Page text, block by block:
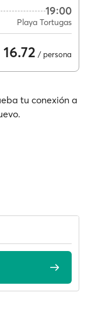
19:00
Playa Tortugas
/ persona
tu conexión a